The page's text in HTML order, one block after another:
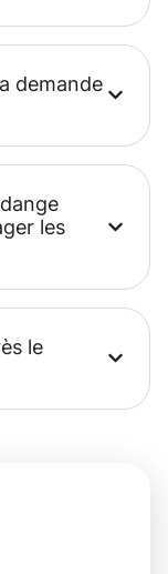
demande
les
le